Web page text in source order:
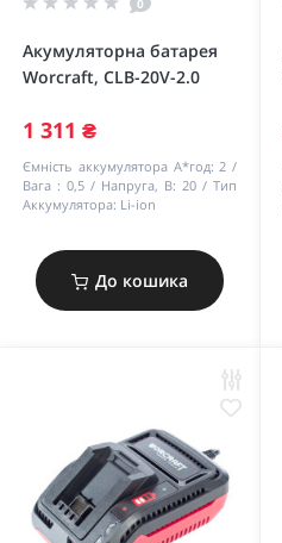
0
Акумуляторна батарея
Worcraft, CLB-20V-2.0
1 311 ₴
Ємність аккумулятора А*год: 2
Вага : 0,5 Напруга, В: 20
Тип
Аккумулятора: Li-ion
До кошика